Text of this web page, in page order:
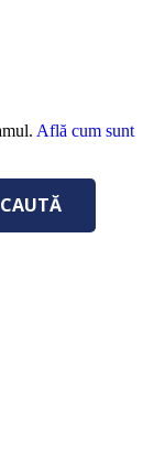
Află cum sunt